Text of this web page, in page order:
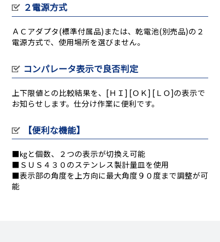
２電源方式
ＡＣアダプタ(標準付属品)または、乾電池(別売品)の２
電源方式で、使用場所を選びません。
コンパレータ表示で良否判定
上下限値との比較結果を、[ＨＩ] [ＯＫ] [ＬＯ]の表示で
お知らせします。仕分け作業に便利です。
【便利な機能】
■㎏と個数、２つの表示が切換え可能
■ＳＵＳ４３０のステンレス製計量皿を使用
■表示部の角度を上方向に最大角度９０度まで調整が可
能